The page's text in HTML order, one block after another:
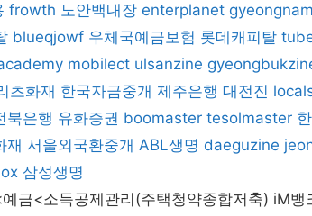
frowth 노안백내장 enterplanet
blueqjowf 우체국예금보험 롯데캐피탈
mobilect ulsanzine
츠화재 한국자금중개 제주은행 대전진
북은행 유화증권 boomaster tesolmaster
재 서울외국환중개 ABL생명 daeguzine
삼성생명
금<소득공제관리(주택청약종합저축) iM뱅